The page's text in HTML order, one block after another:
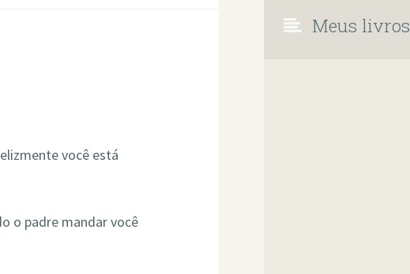
você está
o padre mandar você
Meus livros